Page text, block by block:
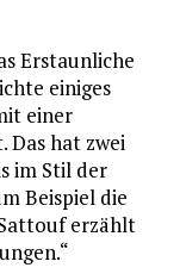
Erstaunliche
einiges
einer
Das hat zwei
im Stil der
Beispiel die
erzählt